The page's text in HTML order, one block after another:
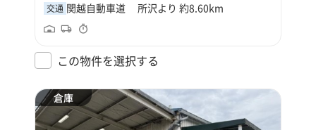
交通 関越自動車道 所沢より 約8.60km
この物件を選択する
倉庫